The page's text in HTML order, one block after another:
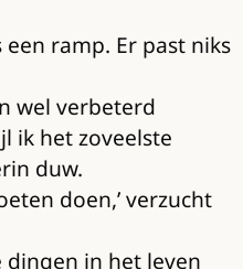
een ramp. Er past niks
wel verbeterd
ik het zoveelste
duw.
doen,’ verzucht
dingen in het leven